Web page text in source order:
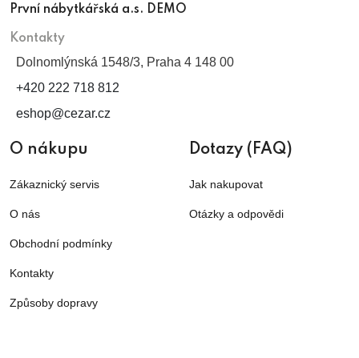
První nábytkářská a.s. DEMO
Kontakty
Dolnomlýnská 1548/3, Praha 4 148 00
+420 222 718 812
eshop@cezar.cz
O nákupu
Zákaznický servis
O nás
Obchodní podmínky
Kontakty
Způsoby dopravy
Dotazy (FAQ)
Jak nakupovat
Otázky a odpovědi